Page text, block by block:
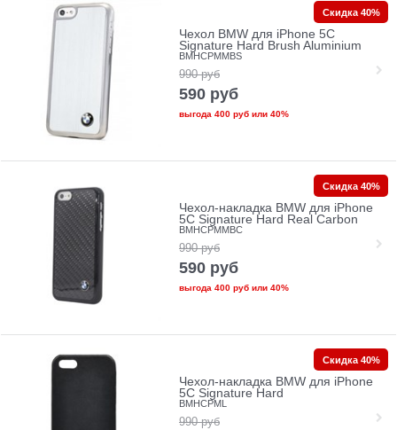
Чехол BMW для iPhone 5C
Signature Hard Brush Aluminium
BMHCPMMBS
990 руб
590 руб
выгода 400 рубили 40%
Скидка 40%
Чехол-накладка BMW для iPhone
5C Signature Hard Real Carbon
BMHCPMMBC
990 руб
590 руб
выгода 400 рубили 40%
Скидка 40%
Чехол-накладка BMW для iPhone
5C Signature Hard
BMHCPML
990 руб
Скидка 40%